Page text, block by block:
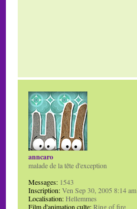
anncaro
malade de la tête d'exception
Messages: 1543
Inscription:Ven Sep 30, 2005 8:14 am
Localisation:Hellemmes
Film d'animation culte:Ring of fire